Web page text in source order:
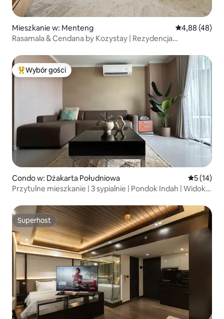
Mieszkanie w: Menteng Średnia
4,88 (48)
Rasamala & Cendana by Kozystay | Rezydencja
Najpopularniejsze z kategorii Wybór gości
Wybór gości
Condo w: Dżakarta Południowa Średnia
5 (14)
Przytulne mieszkanie | 3 sypialnie | Pondok Indah | Widok
Superhost
Superhost